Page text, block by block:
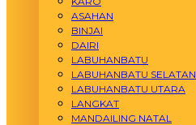
ASAHAN
BINJAI
DAIRI
LABUHANBATU
LABUHANBATU SELATAN
LABUHANBATU UTARA
LANGKAT
MANDAILING NATAL